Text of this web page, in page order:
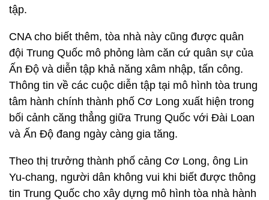
tập.
CNA cho biết thêm, tòa nhà này cũng được quân
đội Trung Quốc mô phỏng làm căn cứ quân sự của
Ấn Độ và diễn tập khả năng xâm nhập, tấn công.
Thông tin về các cuộc diễn tập tại mô hình tòa trung
tâm hành chính thành phố Cơ Long xuất hiện trong
bối cảnh căng thẳng giữa Trung Quốc với Đài Loan
và Ấn Độ đang ngày càng gia tăng.
Theo thị trưởng thành phố cảng Cơ Long, ông Lin
Yu-chang, người dân không vui khi biết được thông
tin Trung Quốc cho xây dựng mô hình tòa nhà hành